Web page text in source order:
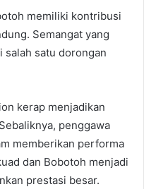
memiliki kontribusi
Semangat yang
salah satu dorongan
kerap menjadikan
penggawa
memberikan performa
dan Bobotoh menjadi
prestasi besar.